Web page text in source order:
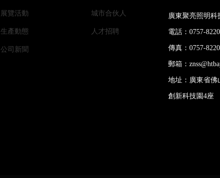
展覽活動
生產動態
公司新聞
城市合伙人
人才招聘
廣東聚亮照明科
電話：0757-
傳真：0757-
郵箱：
地址：廣東省佛
創新科技園4座